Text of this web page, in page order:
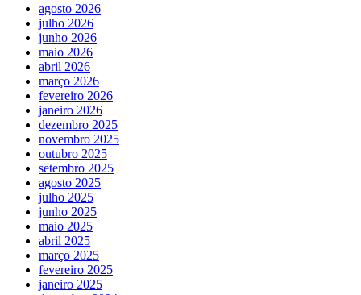
agosto 2026
julho 2026
junho 2026
maio 2026
abril 2026
março 2026
fevereiro 2026
janeiro 2026
dezembro 2025
novembro 2025
outubro 2025
setembro 2025
agosto 2025
julho 2025
junho 2025
maio 2025
abril 2025
março 2025
fevereiro 2025
janeiro 2025